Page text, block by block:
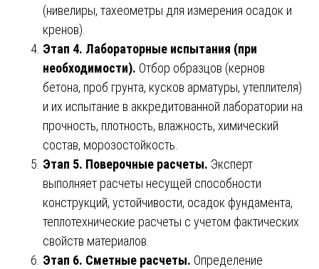
(нивелиры, тахеометры для измерения осадок и
кренов).
Этап 4. Лабораторные испытания (при
необходимости). Отбор образцов (кернов
бетона, проб грунта, кусков арматуры, утеплителя)
и их испытание в аккредитованной лаборатории на
прочность, плотность, влажность, химический
состав, морозостойкость.
Этап 5. Поверочные расчеты. Эксперт
выполняет расчеты несущей способности
конструкций, устойчивости, осадок фундамента,
теплотехнические расчеты с учетом фактических
свойств материалов.
Этап 6. Сметные расчеты. Определение